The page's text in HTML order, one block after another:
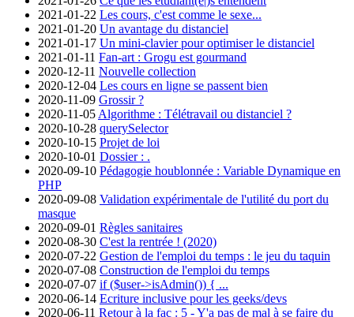
2021-01-22 Les cours, c'est comme le sexe...
2021-01-20 Un avantage du distanciel
2021-01-17 Un mini-clavier pour optimiser le distanciel
2021-01-11 Fan-art : Grogu est gourmand
2020-12-11 Nouvelle collection
2020-12-04 Les cours en ligne se passent bien
2020-11-09 Grossir ?
2020-11-05 Algorithme : Télétravail ou distanciel ?
2020-10-28 querySelector
2020-10-15 Projet de loi
2020-10-01 Dossier : .
2020-09-10 Pédagogie houblonnée : Variable Dynamique en
PHP
2020-09-08 Validation expérimentale de l'utilité du port du
masque
2020-09-01 Règles sanitaires
2020-08-30 C'est la rentrée ! (2020)
2020-07-22 Gestion de l'emploi du temps : le jeu du taquin
2020-07-08 Construction de l'emploi du temps
2020-07-07 if ($user->isAdmin()) { ...
2020-06-14 Ecriture inclusive pour les geeks/devs
2020-06-11 Retour à la fac : 5 - Y'a pas de mal à se faire du